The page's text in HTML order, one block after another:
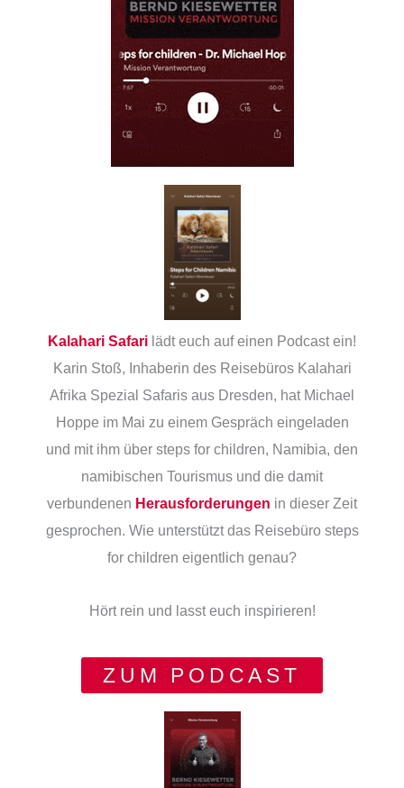
Kalahari Safari lädt euch auf einen Podcast ein!
Karin Stoß, Inhaberin des Reisebüros Kalahari
Afrika Spezial Safaris aus Dresden, hat Michael
Hoppe im Mai zu einem Gespräch eingeladen
und mit ihm über steps for children, Namibia, den
namibischen Tourismus und die damit
verbundenen Herausforderungen in dieser Zeit
gesprochen. Wie unterstützt das Reisebüro steps
for children eigentlich genau?
Hört rein und lasst euch inspirieren!
ZUM PODCAST